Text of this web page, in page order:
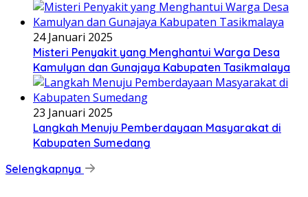
24 Januari 2025
Misteri Penyakit yang Menghantui Warga Desa
Kamulyan dan Gunajaya Kabupaten Tasikmalaya
23 Januari 2025
Langkah Menuju Pemberdayaan Masyarakat di
Kabupaten Sumedang
Selengkapnya